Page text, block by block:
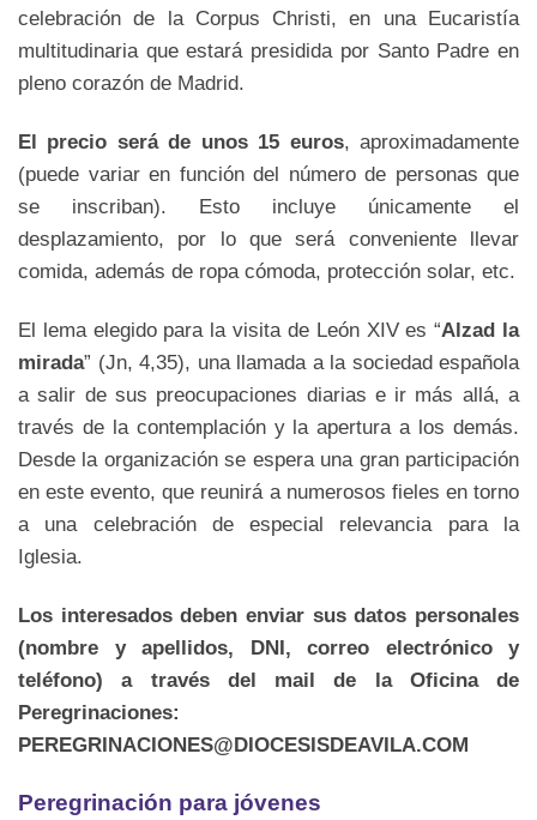
celebración de la Corpus Christi, en una Eucaristía
multitudinaria que estará presidida por Santo Padre en
pleno corazón de Madrid.
El precio será de unos 15 euros, aproximadamente
(puede variar en función del número de personas que
se inscriban). Esto incluye únicamente el
desplazamiento, por lo que será conveniente llevar
comida, además de ropa cómoda, protección solar, etc.
El lema elegido para la visita de León XIV es “Alzad la
mirada” (Jn, 4,35), una llamada a la sociedad española
a salir de sus preocupaciones diarias e ir más allá, a
través de la contemplación y la apertura a los demás.
Desde la organización se espera una gran participación
en este evento, que reunirá a numerosos fieles en torno
a una celebración de especial relevancia para la
Iglesia.
Los interesados deben enviar sus datos personales
(nombre y apellidos, DNI, correo electrónico y
teléfono) a través del mail de la Oficina de
Peregrinaciones:
PEREGRINACIONES@DIOCESISDEAVILA.COM
Peregrinación para jóvenes